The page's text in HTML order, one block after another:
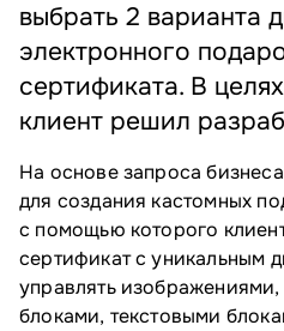
выбрать 2 варианта
электронного
сертификата. В
клиент решил
На основе запроса
для создания кастомных
с помощью которого
сертификат с уникальным
управлять
блоками, текстовыми